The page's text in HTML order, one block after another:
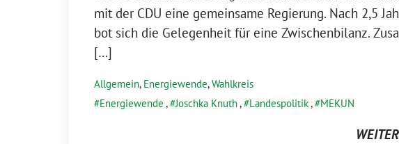
mit der CDU eine gemeinsame Regierung. Nach 2,5
bot sich die Gelegenheit für eine Zwischenbilanz.
[…]
Allgemein, Energiewende,Wahlkreis
Energiewende , Joschka Knuth, Landespolitik, MEKUN